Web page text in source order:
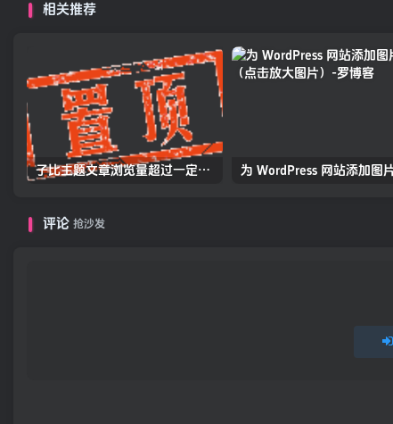
相关推荐
子比主题文章浏览量超过一定数量出现自定义热帖图标
评论 抢沙发